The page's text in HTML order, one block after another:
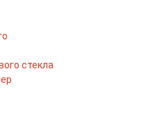
стекла